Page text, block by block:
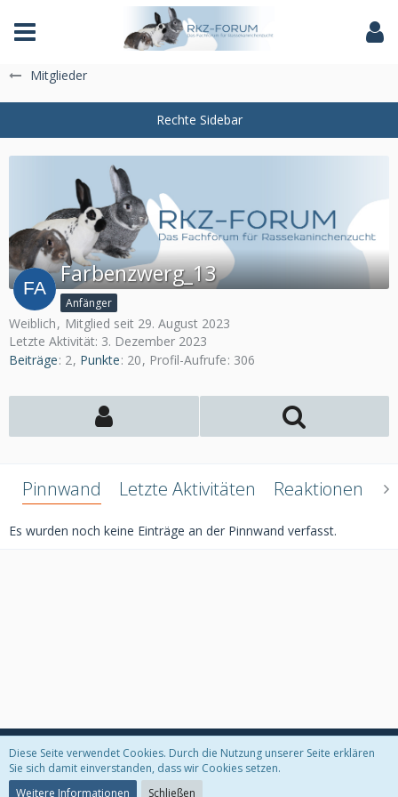
Das Fachforum der Rassekaninchenzucht
Mitglieder
Farbenzwerg_13
Anfänger
Weiblich
Mitglied seit 29. August 2023
Letzte Aktivität: 3. Dezember 2023
Beiträge 2 Punkte 20 Profil-Aufrufe 306
Pinnwand Letzte Aktivitäten Reaktionen
Es wurden noch keine Einträge an der Pinnwand verfasst.
Datenschutzerklärung Kontakt Impressum
Diese Seite verwendet Cookies. Durch die Nutzung unserer Seite erklären
Sie sich damit einverstanden, dass wir Cookies setzen.
Weitere Informationen
Schließen